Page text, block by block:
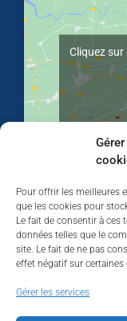
Pour offrir les meilleures
que les cookies pour
Le fait de consentir à ces
données telles que le
site. Le fait de ne pas
effet négatif sur
Gérer les services
Cliquez sur